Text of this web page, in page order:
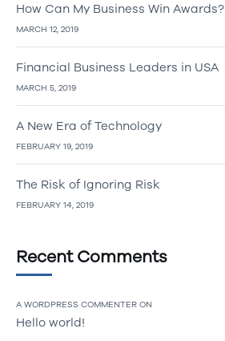
How Can My Business Win Awards?
MARCH 12, 2019
Financial Business Leaders in USA
MARCH 5, 2019
A New Era of Technology
FEBRUARY 19, 2019
The Risk of Ignoring Risk
FEBRUARY 14, 2019
Recent Comments
A WORDPRESS COMMENTER ON
Hello world!